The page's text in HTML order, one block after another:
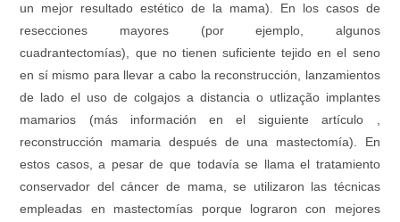
un mejor resultado estético de la mama). En los casos de
resecciones mayores (por ejemplo, algunos
cuadrantectomías), que no tienen suficiente tejido en el seno
en sí mismo para llevar a cabo la reconstrucción, lanzamientos
de lado el uso de colgajos a distancia o utlização implantes
mamarios (más información en el siguiente artículo ,
reconstrucción mamaria después de una mastectomía). En
estos casos, a pesar de que todavía se llama el tratamiento
conservador del cáncer de mama, se utilizaron las técnicas
empleadas en mastectomías porque lograron con mejores